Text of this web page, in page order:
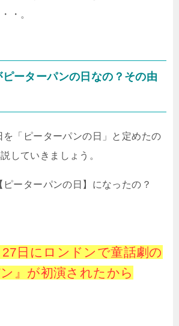
・。
ーターパンの日なの？その由
を「ピーターパンの日」と定めたの
していきましょう。
ーターパンの日】になったの？
日にロンドンで童話劇の
ン』が初演されたから